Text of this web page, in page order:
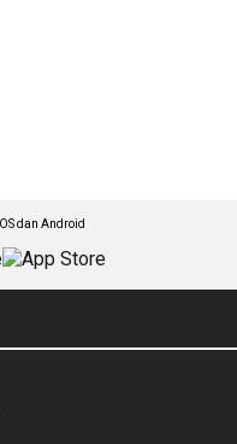
dan Android